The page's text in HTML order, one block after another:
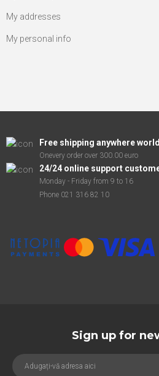
My addresses
My personal info
Free shipping anywhere
Onevery order over 300.00 euro
24/24 online support
Monday - Friday from 9 to 16
Phone 021 316 82 10
Sign up for